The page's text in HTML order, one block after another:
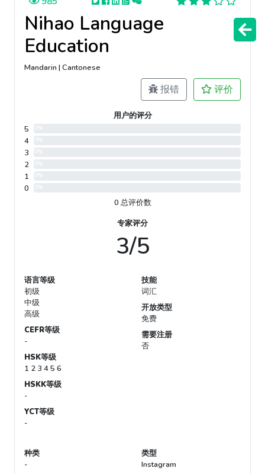
Nihao Language
Education
Mandarin | Cantonese
报错 评价
用户的评分
5
4
3
2
1
0
0 总评价数
专家评分
3/5
语言等级
初级
中级
高级
CEFR等级
-
HSK等级
1 2 3 4 5 6
HSKK等级
-
YCT等级
-
技能
词汇
开放类型
免费
需要注册
否
种类
-
类型
Instagram